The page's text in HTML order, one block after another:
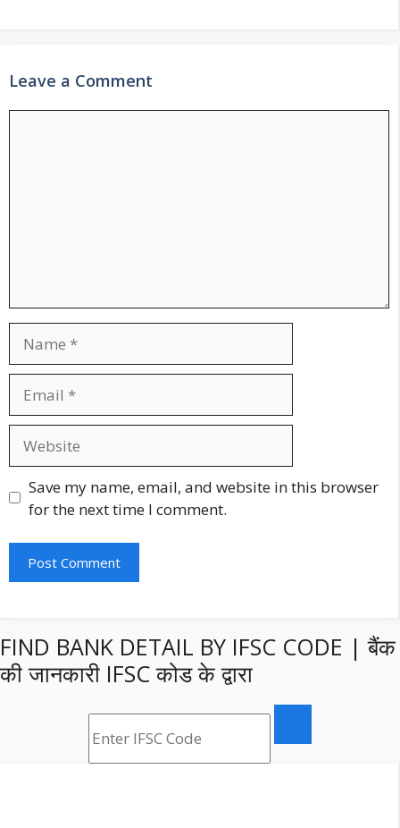
Leave a Comment
Save my name, email, and website in this browser
for the next time I comment.
FIND BANK DETAIL BY IFSC CODE | बैंक
की जानकारी IFSC कोड के द्वारा